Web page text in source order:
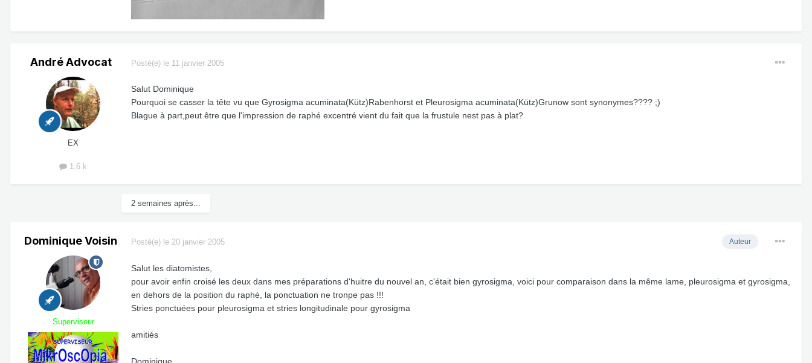
André Advocat
EX
1,6 k
Posté(e) le 11 janvier 2005
Salut Dominique
Pourquoi se casser la tête vu que Gyrosigma acuminata(Kütz)Rabenhorst et Pleurosigma acuminata(Kütz)Grunow sont synonymes???? ;)
Blague à part,peut être que l'impression de raphé excentré vient du fait que la frustule nest pas à plat?
2 semaines après...
Dominique Voisin
Superviseur
Auteur
Posté(e) le 20 janvier 2005
Salut les diatomistes,
pour avoir enfin croisé les deux dans mes préparations d'huitre du nouvel an, c'était bien gyrosigma, voici pour comparaison dans la même lame, pleurosigma et gyrosigma,
en dehors de la position du raphé, la ponctuation ne tronpe pas !!!
Stries ponctuées pour pleurosigma et stries longitudinale pour gyrosigma
amitiés
Dominique